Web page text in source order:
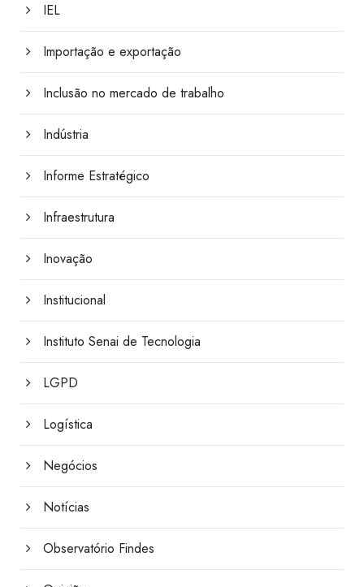
IEL
Importação e exportação
Inclusão no mercado de trabalho
Indústria
Informe Estratégico
Infraestrutura
Inovação
Institucional
Instituto Senai de Tecnologia
LGPD
Logística
Negócios
Notícias
Observatório Findes